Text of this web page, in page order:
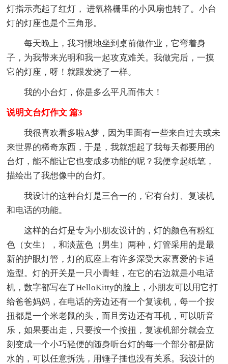
灯指示亮起了红灯， 进氧格栅里的小风扇也转了。小台
灯的灯座也是个三角形。
每天晚上，我习惯地坐到桌前做作业，它弯着身
子，为我带来光明和我一起攻克难关。我做完后，一摸
它的灯座，呀！就跟发烧了一样。
我的小台灯，你是多么平凡而伟大！
说明文台灯作文 篇3
我很喜欢看多啦A梦，因为里面有一些来自过去或未
来世界的稀奇东西，于是，我就想起了我每天都要用的
台灯，能不能让它也变成多功能的呢？我便拿起纸笔，
描绘出了我想像中的台灯。
我设计的这种台灯是三合一的，它有台灯、复读机
和电话的功能。
这样的台灯是专为小朋友设计的，灯的颜色有粉红
色（女生），和淡蓝色（男生）两种，灯管采用的是最
新的护眼灯管，灯的底座上有许多深受大家喜爱的卡通
造型。灯的开关是一只小青蛙，在它的右边就是小电话
机，数字都写在了HelloKitty的脸上，小朋友可以用它打
给爸爸妈妈，在电话的旁边还有一个复读机，每一个按
扭都是一个米老鼠的头，而且旁边还有耳机，可以听音
乐，如果要出走，只要按一个按扭，复读机部分就会立
刻变成一个小巧轻便的随身听台灯的每一个部分都是防
水的，可以任意拆洗，用锤子捶也没有关系。我设计的